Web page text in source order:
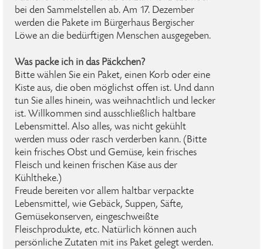
bei den Sammelstellen ab. Am 17. Dezember
werden die Pakete im Bürgerhaus Bergischer
Löwe an die bedürftigen Menschen ausgegeben.
Was packe ich in das Päckchen?
Bitte wählen Sie ein Paket, einen Korb oder eine
Kiste aus, die oben möglichst offen ist. Und dann
tun Sie alles hinein, was weihnachtlich und lecker
ist. Willkommen sind ausschließlich haltbare
Lebensmittel. Also alles, was nicht gekühlt
werden muss oder rasch verderben kann. (Bitte
kein frisches Obst und Gemüse, kein frisches
Fleisch und keinen frischen Käse aus der
Kühltheke.)
Freude bereiten vor allem haltbar verpackte
Lebensmittel, wie Gebäck, Suppen, Säfte,
Gemüsekonserven, eingeschweißte
Fleischprodukte, etc. Natürlich können auch
persönliche Zutaten mit ins Paket gelegt werden.